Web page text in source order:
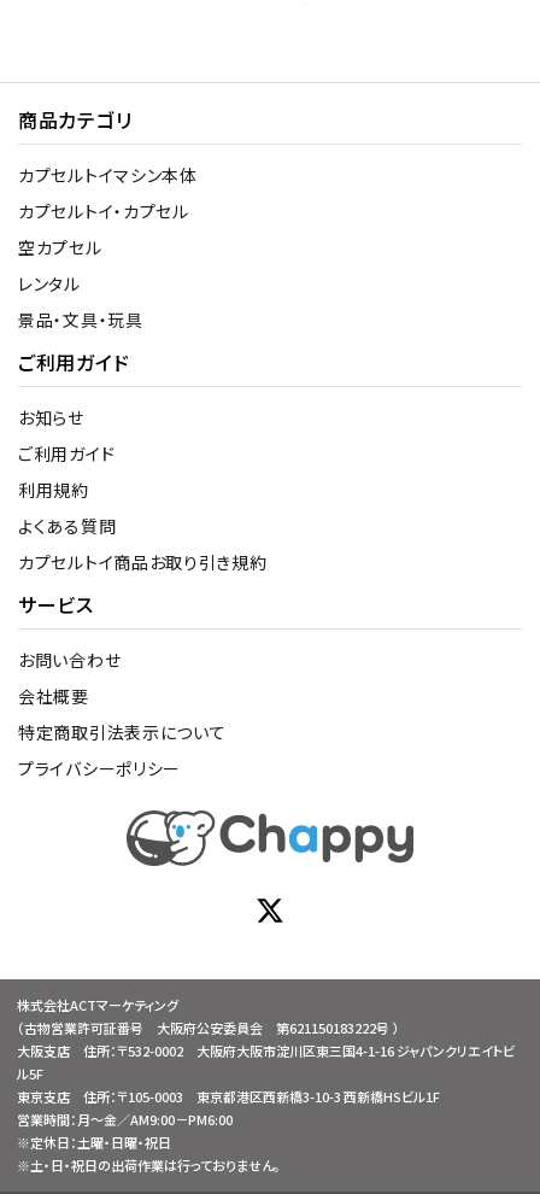
商品カテゴリ
カプセルトイマシン本体
カプセルトイ・カプセル
空カプセル
レンタル
景品・文具・玩具
ご利用ガイド
お知らせ
ご利用ガイド
利用規約
よくある質問
カプセルトイ商品お取り引き規約
サービス
お問い合わせ
会社概要
特定商取引法表示について
プライバシーポリシー
株式会社ACTマーケティング
（古物営業許可証番号 大阪府公安委員会 第621150183222号 ）
大阪支店 住所：〒532-0002 大阪府大阪市淀川区東三国4-1-16 ジャパンクリエイトビ
ル5F
東京支店 住所：〒105-0003 東京都港区西新橋3-10-3 西新橋HSビル1F
営業時間：月～金／AM9:00－PM6:00
※定休日：土曜・日曜・祝日
※土・日・祝日の出荷作業は行っておりません。